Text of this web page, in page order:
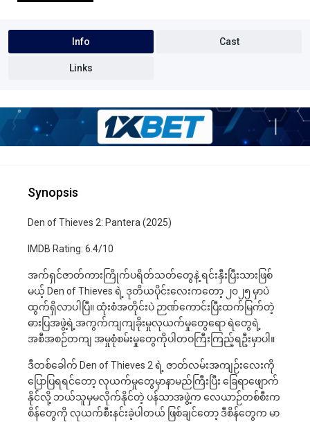
Info Cast
Links
Synopsis
Den of Thieves 2: Pantera (2025)
IMDB Rating: 6.4/10
အက်ရှင်ဇာတ်ကားကြိုက်ပရိတ်သတ်တွေနဲ့ ရင်းနှီးပြီးသားဖြစ်
မယ့် Den of Thieves ရဲ့ ဒုတိယပိုင်းလေးကတော့ ၂၀၂၅ မှာပဲ
ထွက်ရှိလာပါပြီ။ ထုံးစံအတိုင်းပဲ ဉာဏ်‌ကောင်းပြီးထက်မြက်တဲ့
ဓားပြအဖွဲ့‌ရဲ့အကွက်ကျကျခိုးမှုလုယက်မှုတွေရော ရဲတွေရဲ့
အစီအစဉ်တကျ အမှုစုံစမ်းမှုတွေကိုပါတဝကြီးကြည့်ရဦးမှာပါ။
ဒီတစ်ခေါက် Den of Thieves 2 ရဲ့ ဇာတ်လမ်းအကျဉ်းလေးကို
ပြောပြရရင်တော့ လုယက်မှုတွေမှာနာမည်ကြီးပြီး ခြေရာဖျောက်
နိုင်လို့ ဘယ်သူမှမလိုက်နိုင်တဲ့ ပန်သာအဖွဲ့က လေယာဉ်တစ်စီးက
စိန်တွေကို လုယက်စီးနင်းခဲ့ပါတယ် ဖြစ်ချင်တော့ ဒီစိန်တွေက မာ